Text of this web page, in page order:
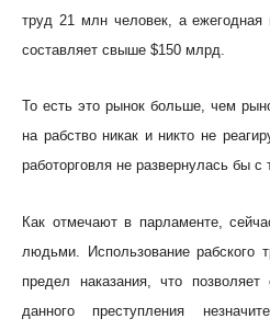
труд 21 млн человек, а ежегодная
составляет свыше $150 млрд.
То есть это рынок больше, чем
на рабство никак и никто не
работорговля не развернулась бы с
Как отмечают в парламенте,
людьми. Использование рабского
предел наказания, что
данного преступления